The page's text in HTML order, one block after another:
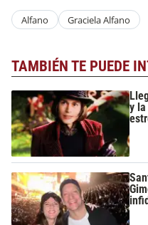
Alfano Graciela Alfano
TAMBIÉN TE PUEDE
y